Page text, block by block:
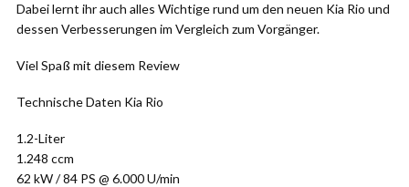
Dabei lernt ihr auch alles Wichtige rund um den neuen Kia Rio und
dessen Verbesserungen im Vergleich zum Vorgänger.
Viel Spaß mit diesem Review
Technische Daten Kia Rio
1.2-Liter
1.248 ccm
62 kW / 84 PS @ 6.000 U/min